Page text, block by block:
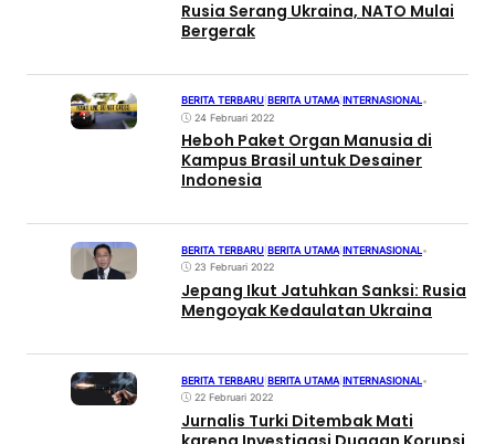
Rusia Serang Ukraina, NATO Mulai
Bergerak
BERITA TERBARU BERITA UTAMA INTERNASIONAL•
24 Februari 2022
Heboh Paket Organ Manusia di
Kampus Brasil untuk Desainer
Indonesia
BERITA TERBARU BERITA UTAMA INTERNASIONAL•
23 Februari 2022
Jepang Ikut Jatuhkan Sanksi: Rusia
Mengoyak Kedaulatan Ukraina
BERITA TERBARU BERITA UTAMA INTERNASIONAL•
22 Februari 2022
Jurnalis Turki Ditembak Mati